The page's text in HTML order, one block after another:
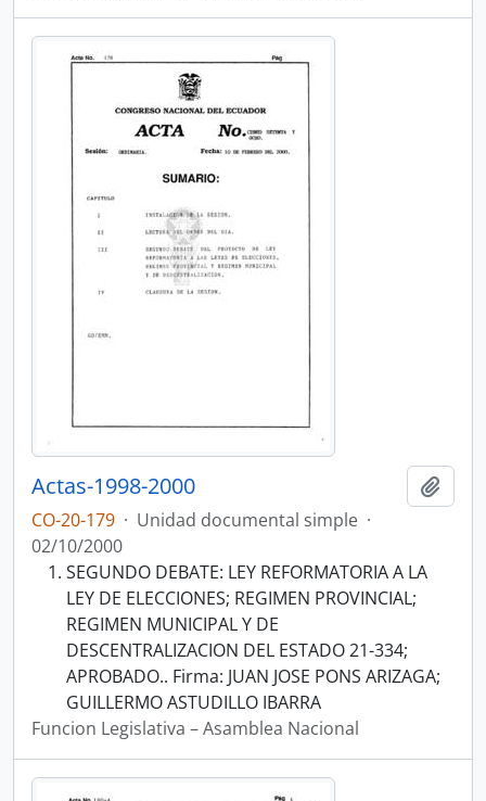
Actas-1998-2000
CO-20-179 · Unidad documental simple ·
02/10/2000
SEGUNDO DEBATE: LEY REFORMATORIA A LA
LEY DE ELECCIONES; REGIMEN PROVINCIAL;
REGIMEN MUNICIPAL Y DE
DESCENTRALIZACION DEL ESTADO 21-334;
APROBADO.. Firma: JUAN JOSE PONS ARIZAGA;
GUILLERMO ASTUDILLO IBARRA
Funcion Legislativa – Asamblea Nacional